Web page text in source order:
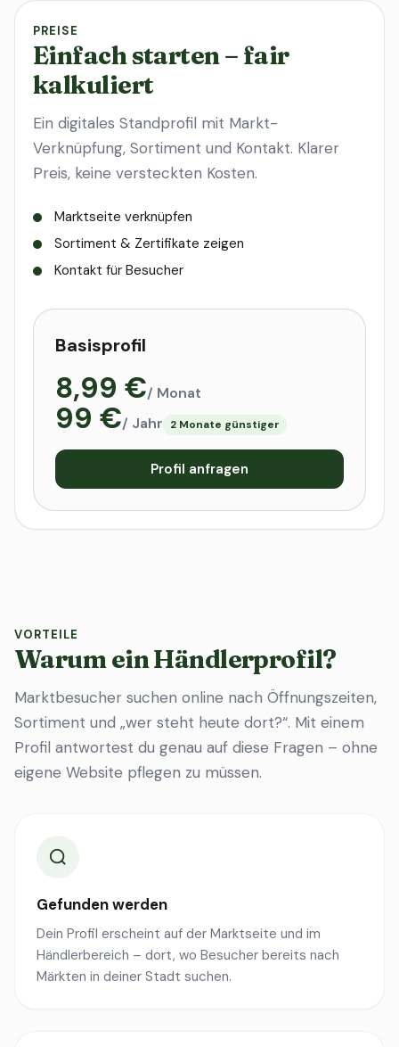
PREISE
Einfach starten – fair
kalkuliert
Ein digitales Standprofil mit Markt-
Verknüpfung, Sortiment und Kontakt. Klarer
Preis, keine versteckten Kosten.
Marktseite verknüpfen
Sortiment & Zertifikate zeigen
Kontakt für Besucher
Basisprofil
8,99 €/ Monat
99 €/ Jahr 2 Monate günstiger
Profil anfragen
VORTEILE
Warum ein Händlerprofil?
Marktbesucher suchen online nach Öffnungszeiten,
Sortiment und „wer steht heute dort?“. Mit einem
Profil antwortest du genau auf diese Fragen – ohne
eigene Website pflegen zu müssen.
Gefunden werden
Dein Profil erscheint auf der Marktseite und im
Händlerbereich – dort, wo Besucher bereits nach
Märkten in deiner Stadt suchen.